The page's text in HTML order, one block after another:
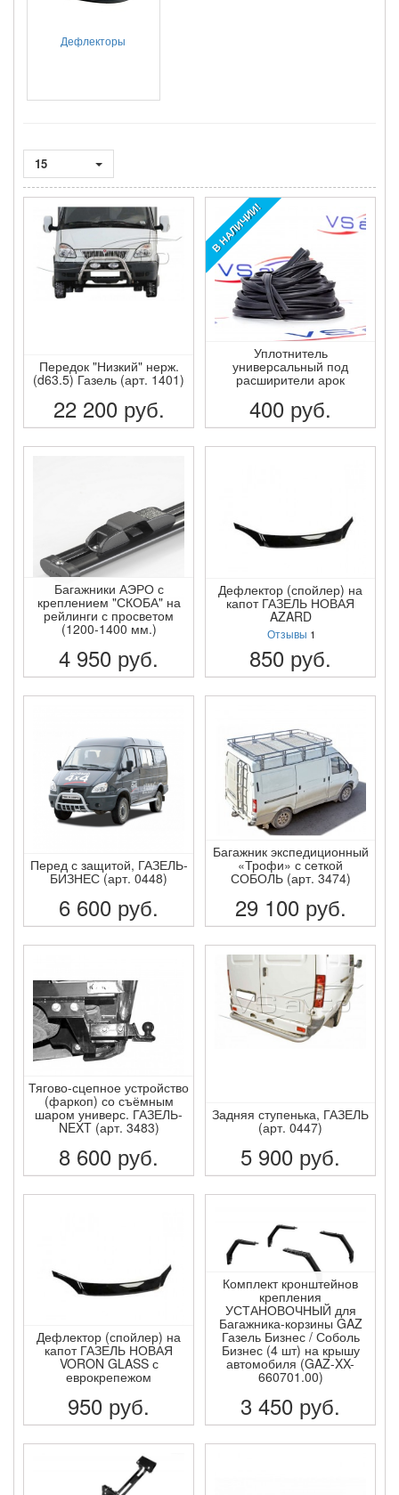
Дефлекторы
15
Передок "Низкий" нерж.
(d63.5) Газель (арт. 1401)
22 200 руб.
ПОДРОБНЕЕ
В НАЛИЧИИ!
Уплотнитель
универсальный под
расширители арок
400 руб.
ПОДРОБНЕЕ
Багажники АЭРО с
креплением "СКОБА" на
рейлинги с просветом
(1200-1400 мм.)
4 950 руб.
ПОДРОБНЕЕ
Дефлектор (спойлер) на
капот ГАЗЕЛЬ НОВАЯ
AZARD
Отзывы 1
850 руб.
ПОДРОБНЕЕ
Перед с защитой, ГАЗЕЛЬ-
БИЗНЕС (арт. 0448)
6 600 руб.
ПОДРОБНЕЕ
Багажник экспедиционный
«Трофи» с сеткой
СОБОЛЬ (арт. 3474)
29 100 руб.
ПОДРОБНЕЕ
Тягово-сцепное устройство
(фаркоп) со съёмным
шаром универс. ГАЗЕЛЬ-
NEXT (арт. 3483)
8 600 руб.
ПОДРОБНЕЕ
Задняя ступенька, ГАЗЕЛЬ
(арт. 0447)
5 900 руб.
ПОДРОБНЕЕ
Дефлектор (спойлер) на
капот ГАЗЕЛЬ НОВАЯ
VORON GLASS с
еврокрепежом
950 руб.
ПОДРОБНЕЕ
Комплект кронштейнов
крепления
УСТАНОВОЧНЫЙ для
Багажника-корзины GAZ
Газель Бизнес / Соболь
Бизнес (4 шт) на крышу
автомобиля (GAZ-XX-
660701.00)
3 450 руб.
ПОДРОБНЕЕ